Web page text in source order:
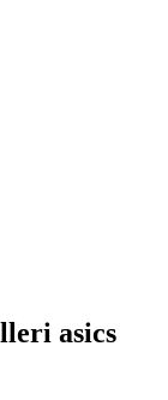
asics